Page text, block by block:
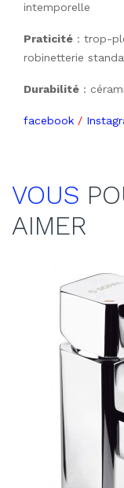
intemporelle
Praticité : trop-
robinetterie
Durabilité :
facebook /
VOUS
AIMER